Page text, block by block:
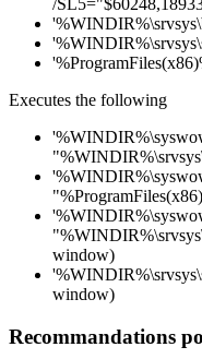
/
Executes the following
window)
window)
Recommandations